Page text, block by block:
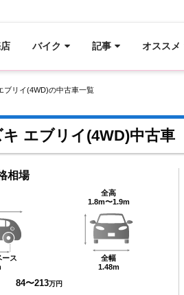
バイク 記事 オススメ
ブリイ(4WD)の中古車一覧
エブリイ(4WD)中古車
相場
ース
全高
1.8m〜1.9m
全幅
1.48m
84〜213万円